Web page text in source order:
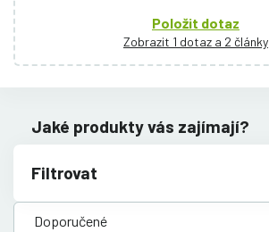
Položit dotaz
Zobrazit 1 dotaz a 2 články
Jaké produkty vás zajímají?
Filtrovat